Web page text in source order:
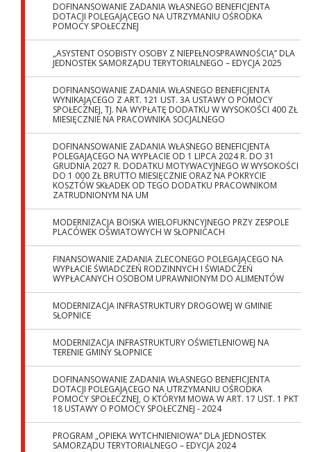
DOFINANSOWANIE ZADANIA WŁASNEGO BENEFICJENTA
DOTACJI POLEGAJĄCEGO NA UTRZYMANIU OŚRODKA
POMOCY SPOŁECZNEJ
„ASYSTENT OSOBISTY OSOBY Z NIEPEŁNOSPRAWNOŚCIĄ” DLA
JEDNOSTEK SAMORZĄDU TERYTORIALNEGO – EDYCJA 2025
DOFINANSOWANIE ZADANIA WŁASNEGO BENEFICJENTA
WYNIKAJĄCEGO Z ART. 121 UST. 3A USTAWY O POMOCY
SPOŁECZNEJ, TJ. NA WYPŁATĘ DODATKU W WYSOKOŚCI 400 ZŁ
MIESIĘCZNIE NA PRACOWNIKA SOCJALNEGO
DOFINANSOWANIE ZADANIA WŁASNEGO BENEFICJENTA
POLEGAJĄCEGO NA WYPŁACIE OD 1 LIPCA 2024 R. DO 31
GRUDNIA 2027 R. DODATKU MOTYWACYJNEGO W WYSOKOŚCI
DO 1 000 ZŁ BRUTTO MIESIĘCZNIE ORAZ NA POKRYCIE
KOSZTÓW SKŁADEK OD TEGO DODATKU PRACOWNIKOM
ZATRUDNIONYM NA UM
MODERNIZACJA BOISKA WIELOFUKNCYJNEGO PRZY ZESPOLE
PLACÓWEK OŚWIATOWYCH W SŁOPNICACH
FINANSOWANIE ZADANIA ZLECONEGO POLEGAJĄCEGO NA
WYPŁACIE ŚWIADCZEŃ RODZINNYCH I ŚWIADCZEŃ
WYPŁACANYCH OSOBOM UPRAWNIONYM DO ALIMENTÓW
MODERNIZACJA INFRASTRUKTURY DROGOWEJ W GMINIE
SŁOPNICE
MODERNIZACJA INFRASTRUKTURY OŚWIETLENIOWEJ NA
TERENIE GMINY SŁOPNICE
DOFINANSOWANIE ZADANIA WŁASNEGO BENEFICJENTA
DOTACJI POLEGAJĄCEGO NA UTRZYMANIU OŚRODKA
POMOCY SPOŁECZNEJ, O KTÓRYM MOWA W ART. 17 UST. 1 PKT
18 USTAWY O POMOCY SPOŁECZNEJ - 2024
PROGRAM „OPIEKA WYTCHNIENIOWA” DLA JEDNOSTEK
SAMORZĄDU TERYTORIALNEGO – EDYCJA 2024